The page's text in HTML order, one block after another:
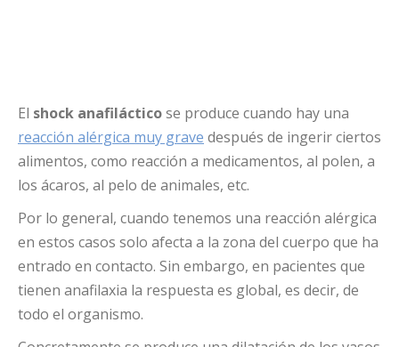
El shock anafilácticose produce cuando hay una
reacción alérgica muy grave después de ingerir ciertos
alimentos, como reacción a medicamentos, al polen, a
los ácaros, al pelo de animales, etc.
Por lo general, cuando tenemos una reacción alérgica
en estos casos solo afecta a la zona del cuerpo que ha
entrado en contacto. Sin embargo, en pacientes que
tienen anafilaxia la respuesta es global, es decir, de
todo el organismo.